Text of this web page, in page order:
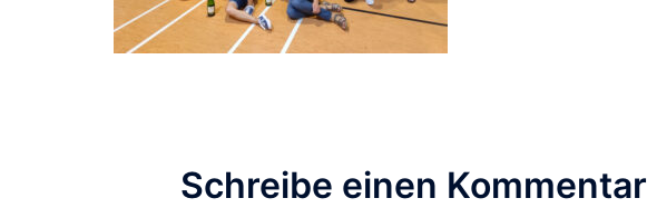
Schreibe einen Kommentar